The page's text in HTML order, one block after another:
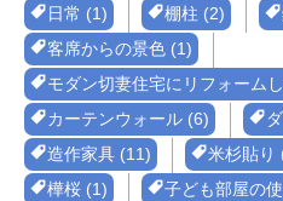
日常 (1)
棚柱 (2)
客席からの景色 (1)
モダン切妻住宅にリフォーム
カーテンウォール (6)
造作家具 (11)
米杉貼り
樺桜 (1)
子ども部屋の